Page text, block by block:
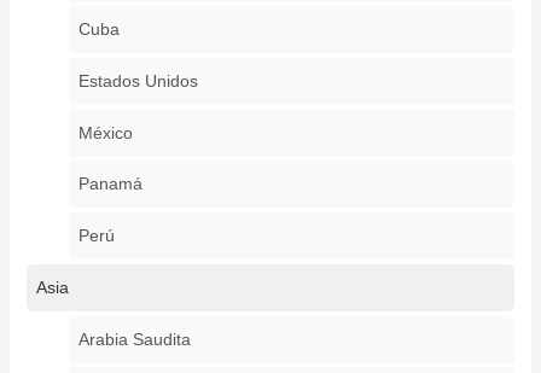
Cuba
Estados Unidos
México
Panamá
Perú
Asia
Arabia Saudita